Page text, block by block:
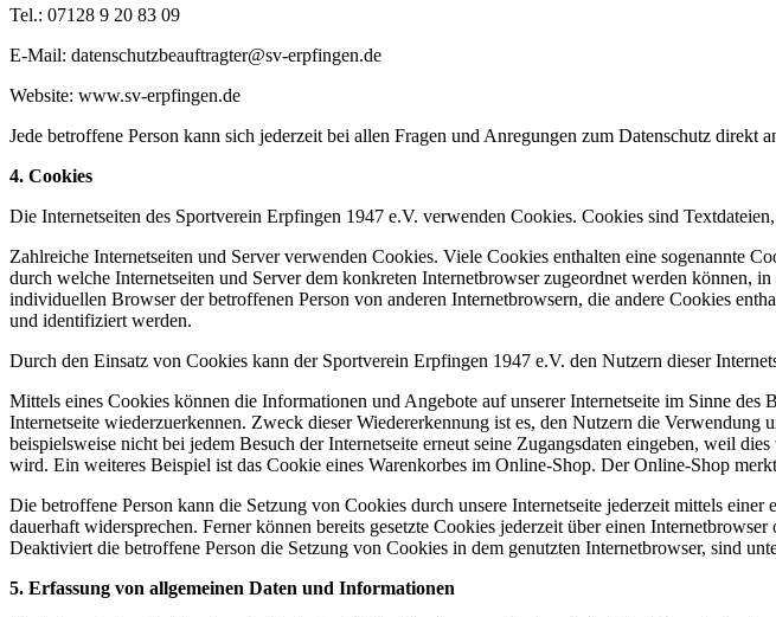
Tel.: 07128 9 20 83 09
E-Mail: datenschutzbeauftragter@sv-erpfingen.de
Website: www.sv-erpfingen.de
Jede betroffene Person kann sich jederzeit bei allen Fragen und Anregungen zum Datenschutz direkt
4. Cookies
Die Internetseiten des Sportverein Erpfingen 1947 e.V. verwenden Cookies. Cookies sind
Zahlreiche Internetseiten und Server verwenden Cookies. Viele Cookies enthalten eine sogenannte
durch welche Internetseiten und Server dem konkreten Internetbrowser zugeordnet werden können,
individuellen Browser der betroffenen Person von anderen Internetbrowsern, die andere Cookies
und identifiziert werden.
Durch den Einsatz von Cookies kann der Sportverein Erpfingen 1947 e.V. den Nutzern dieser
Mittels eines Cookies können die Informationen und Angebote auf unserer Internetseite im Sinne
Internetseite wiederzuerkennen. Zweck dieser Wiedererkennung ist es, den Nutzern die
beispielsweise nicht bei jedem Besuch der Internetseite erneut seine Zugangsdaten eingeben, weil
wird. Ein weiteres Beispiel ist das Cookie eines Warenkorbes im Online-Shop. Der Online-Shop
Die betroffene Person kann die Setzung von Cookies durch unsere Internetseite jederzeit mittels
dauerhaft widersprechen. Ferner können bereits gesetzte Cookies jederzeit über einen
Deaktiviert die betroffene Person die Setzung von Cookies in dem genutzten Internetbrowser, sind
5. Erfassung von allgemeinen Daten und Informationen